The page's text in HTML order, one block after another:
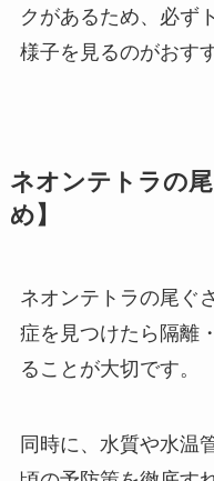
クがあるため、必ず
様子を見るのがおす
ネオンテトラの
め】
ネオンテトラの尾ぐ
症を見つけたら隔離
ることが大切です。
同時に、水質や水温